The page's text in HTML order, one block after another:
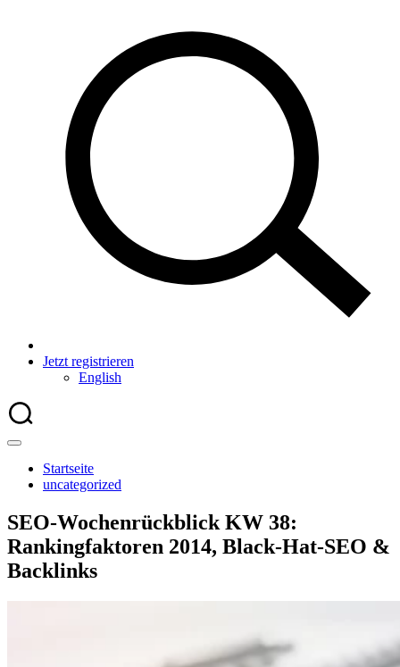
Jetzt registrieren
English
Startseite
uncategorized
SEO-Wochenrückblick KW 38:
Rankingfaktoren 2014, Black-Hat-SEO &
Backlinks